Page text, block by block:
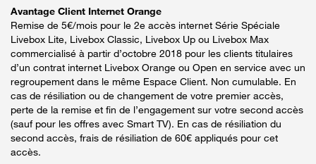
Avantage Client Internet Orange
Remise de 5€/mois pour le 2e accès internet Série Spéciale
Livebox Lite, Livebox Classic, Livebox Up ou Livebox Max
commercialisé à partir d’octobre 2018 pour les clients titulaires
d’un contrat internet Livebox Orange ou Open en service avec un
regroupement dans le même Espace Client. Non cumulable. En
cas de résiliation ou de changement de votre premier accès,
perte de la remise et fin de l’engagement sur votre second accès
(sauf pour les offres avec Smart TV). En cas de résiliation du
second accès, frais de résiliation de 60€ appliqués pour cet
accès.